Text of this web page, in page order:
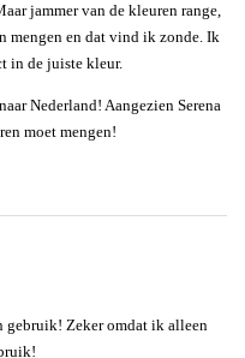
jammer van de kleuren range,
mengen en dat vind ik zonde. Ik
in de juiste kleur.
Nederland! Aangezien Serena
moet mengen!
gebruik! Zeker omdat ik alleen